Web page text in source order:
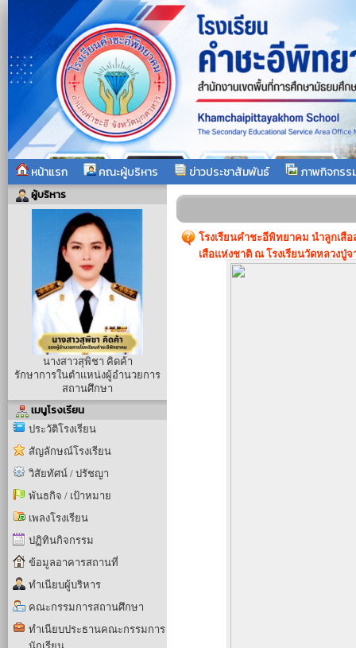
หน้าแรก คณะผู้บริหาร ข่าวประชาสัมพันธ์ ภาพกิจกรร
ผู้บริหาร
นางสาวสุพิชา คิดค้า
รักษาการในตำแหน่งผู้อำนวยการ
สถานศึกษา
เมนูโรงเรียน
ประวัติโรงเรียน
สัญลักษณ์โรงเรียน
วิสัยทัศน์ / ปรัชญา
พันธกิจ / เป้าหมาย
เพลงโรงเรียน
ปฏิทินกิจกรรม
ข้อมูลอาคารสถานที่
ทำเนียบผู้บริหาร
คณะกรรมการสถานศึกษา
ทำเนียบประธานคณะกรรมการ
โรงเรียนคำชะอีพิทยาคม นำลูกเ
เสือแห่งชาติ ณ โรงเรียนวัดหลวง